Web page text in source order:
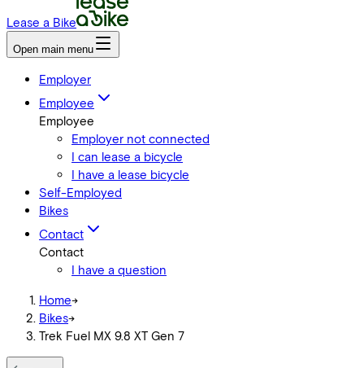
Lease a Bike
Open main menu
Employer
Employee
Employee
Employer not connected
I can lease a bicycle
I have a lease bicycle
Self-Employed
Bikes
Contact
Contact
I have a question
Home->
Bikes->
Trek Fuel MX 9.8 XT Gen 7